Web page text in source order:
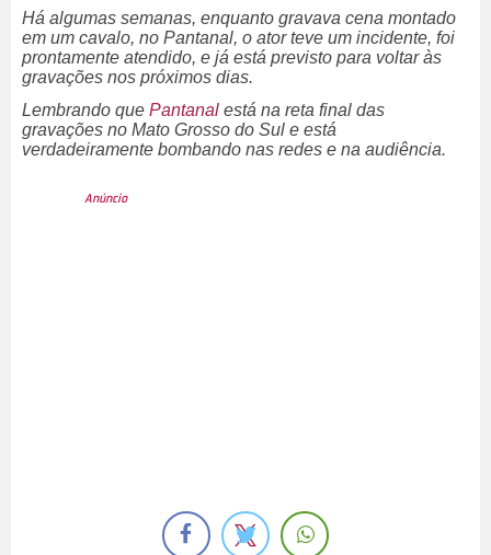
Há algumas semanas, enquanto gravava cena montado
em um cavalo, no Pantanal, o ator teve um incidente, foi
prontamente atendido, e já está previsto para voltar às
gravações nos próximos dias.
Lembrando que Pantanal está na reta final das
gravações no Mato Grosso do Sul e está
verdadeiramente bombando nas redes e na audiência.